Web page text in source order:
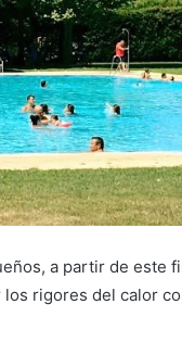
a partir de este
rigores del calor